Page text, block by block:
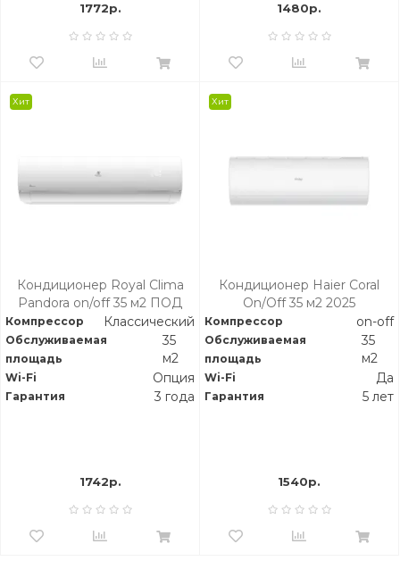
1772р. 1480р.
Хит
Кондиционер Royal Clima
Pandora on/off 35 м2 ПОД
ЗАКАЗ
Компрессор Классический
Обслуживаемая
площадь
35
м2
Wi-Fi Опция
Гарантия 3 года
1742р.
Хит
Кондиционер Haier Coral
On/Off 35 м2 2025
Компрессор on-off
Обслуживаемая
площадь
35
м2
Wi-Fi Да
Гарантия 5 лет
1540р.